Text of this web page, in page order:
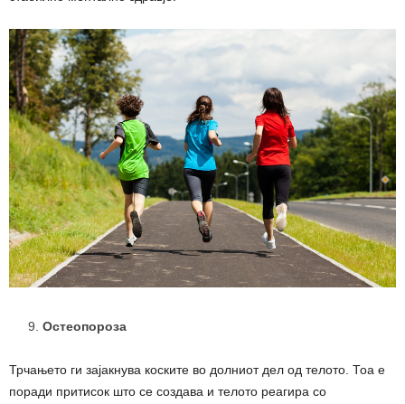
Остеопороза
Трчањето ги зајакнува коските во долниот дел од телото. Тоа е
поради притисок што се создава и телото реагира со